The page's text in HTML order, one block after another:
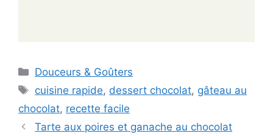
Categories
Douceurs & Goûters
Tags
cuisine rapide, dessert chocolat, gâteau au
chocolat, recette facile
Tarte aux poires et ganache au chocolat